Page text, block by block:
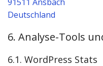
Deutschland
6. Analyse-Tools
6.1. WordPress Stats